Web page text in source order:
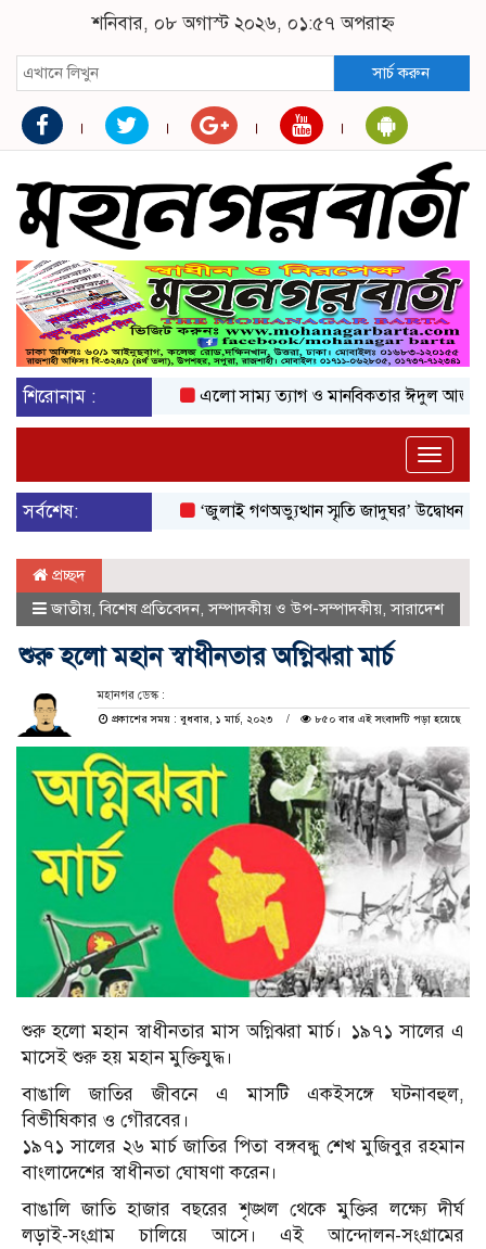
শনিবার, ০৮ অগাস্ট ২০২৬, ০১:৫৭ অপরাহ্ন
সার্চ করুন
শিরোনাম : এলো সাম্য ত্যাগ ও মানবিকতার ঈদুল আজহা
Toggle
সর্বশেষ:
‘জুলাই গণঅভ্যুত্থান স্মৃতি জাদুঘর’ উদ্বোধন করলেন
প্রচ্ছদ
জাতীয়,বিশেষ প্রতিবেদন,সম্পাদকীয় ও উপ-সম্পাদকীয়,সারাদেশ
শুরু হলো মহান স্বাধীনতার অগ্নিঝরা মার্চ
মহানগর ডেস্ক :
প্রকাশের সময় : বুধবার, ১ মার্চ, ২০২৩
৮৫০ বার এই সংবাদটি পড়া হয়েছে
শুরু হলো মহান স্বাধীনতার মাস অগ্নিঝরা মার্চ। ১৯৭১ সালের এ
মাসেই শুরু হয় মহান মুক্তিযুদ্ধ।
বাঙালি জাতির জীবনে এ মাসটি একইসঙ্গে ঘটনাবহুল,
বিভীষিকার ও গৌরবের।
১৯৭১ সালের ২৬ মার্চ জাতির পিতা বঙ্গবন্ধু শেখ মুজিবুর রহমান
বাংলাদেশের স্বাধীনতা ঘোষণা করেন।
বাঙালি জাতি হাজার বছরের শৃঙ্খল থেকে মুক্তির লক্ষ্যে দীর্ঘ
লড়াই-সংগ্রাম চালিয়ে আসে। এই আন্দোলন-সংগ্রামের